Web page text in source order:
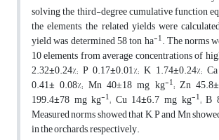
solving the third-degree cumulative function
the elements, the related yields were
yield was determined 58 ton ha-1. The norms
10 elements from average concentrations of
2.32±0.24%; P 0.17±0.01%; K 1.74±0.24%;
0.41± 0.08%; Mn 40±18 mg kg-1; Zn 45.8±
199.4±78 mg kg-1; Cu 14±6.7 mg kg-1; B
Measured norms showed that K, P and Mn
in the orchards, respectively.